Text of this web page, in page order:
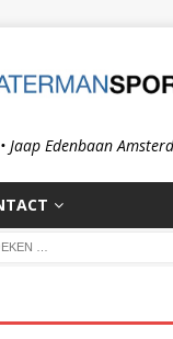
Jaap Edenbaan